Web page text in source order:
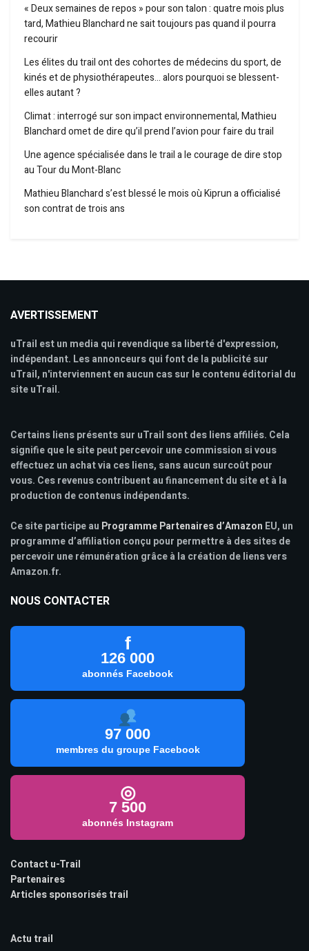
« Deux semaines de repos » pour son talon : quatre mois plus
tard, Mathieu Blanchard ne sait toujours pas quand il pourra
recourir
Les élites du trail ont des cohortes de médecins du sport, de
kinés et de physiothérapeutes… alors pourquoi se blessent-
elles autant ?
Climat : interrogé sur son impact environnemental, Mathieu
Blanchard omet de dire qu’il prend l’avion pour faire du trail
Une agence spécialisée dans le trail a le courage de dire stop
au Tour du Mont-Blanc
Mathieu Blanchard s’est blessé le mois où Kiprun a officialisé
son contrat de trois ans
AVERTISSEMENT
uTrail est un media qui revendique sa liberté d'expression,
indépendant. Les annonceurs qui font de la publicité sur
uTrail, n'interviennent en aucun cas sur le contenu éditorial du
site uTrail.
Certains liens présents sur uTrail sont des liens affiliés. Cela
signifie que le site peut percevoir une commission si vous
effectuez un achat via ces liens, sans aucun surcoût pour
vous. Ces revenus contribuent au financement du site et à la
production de contenus indépendants.
Ce site participe au Programme Partenaires d’Amazon EU, un
programme d’affiliation conçu pour permettre à des sites de
percevoir une rémunération grâce à la création de liens vers
Amazon.fr.
NOUS CONTACTER
f
126 000
abonnés Facebook
97 000
membres du groupe Facebook
◎
7 500
abonnés Instagram
Contact u-Trail
Partenaires
Articles sponsorisés trail
Actu trail